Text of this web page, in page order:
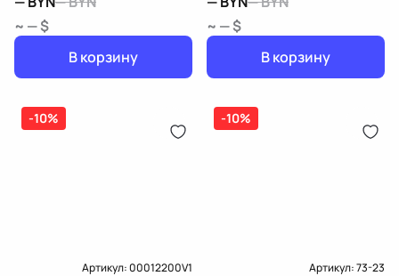
~ — $
В корзину
~ — $
В корзину
-10%
Артикул:00012200V1
-10%
Артикул:73-23